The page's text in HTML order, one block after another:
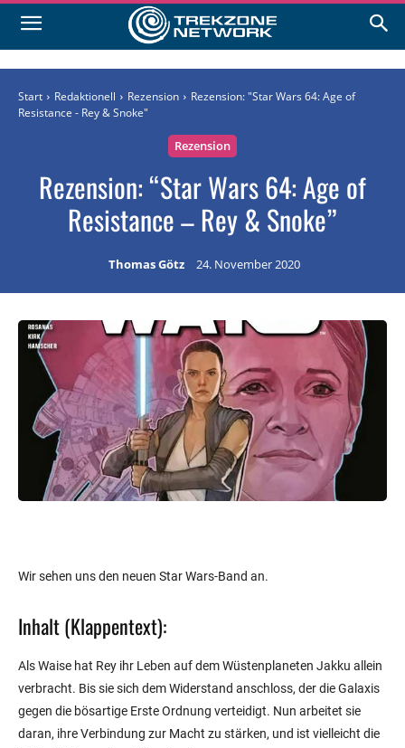
Start Redaktionell Rezension
Rezension: "Star Wars 64: Age of
Resistance - Rey & Snoke"
Rezension
Rezension: “Star Wars 64: Age of
Resistance – Rey & Snoke”
Thomas Götz 24. November 2020
Wir sehen uns den neuen Star Wars-Band an.
Inhalt (Klappentext):
Als Waise hat Rey ihr Leben auf dem Wüstenplaneten Jakku allein
verbracht. Bis sie sich dem Widerstand anschloss, der die Galaxis
gegen die bösartige Erste Ordnung verteidigt. Nun arbeitet sie
daran, ihre Verbindung zur Macht zu stärken, und ist vielleicht die